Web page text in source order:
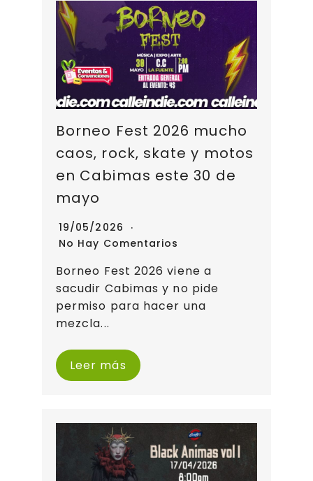
Borneo Fest 2026 mucho
caos, rock, skate y motos
en Cabimas este 30 de
mayo
19/05/2026
No Hay Comentarios
Borneo Fest 2026 viene a
sacudir Cabimas y no pide
permiso para hacer una
mezcla...
Leer más